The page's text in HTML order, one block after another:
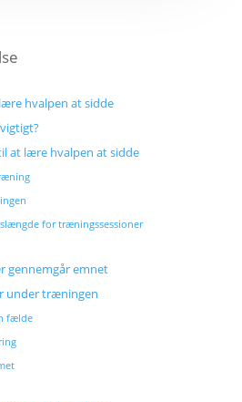
hvalpen at sidde
at lære hvalpen at sidde
for træningssessioner
gennemgår emnet
under træningen
fælde